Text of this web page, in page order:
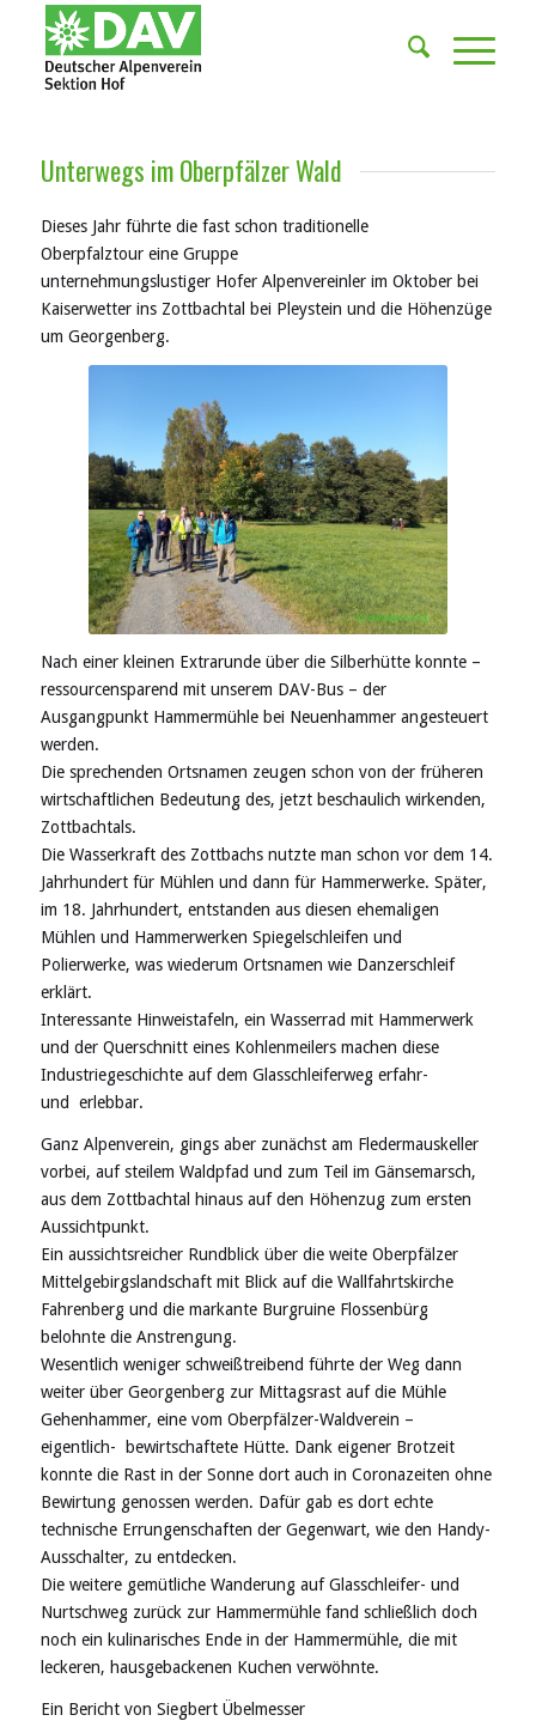
Unterwegs im Oberpfälzer Wald
Dieses Jahr führte die fast schon traditionelle
Oberpfalztoureine Gruppe
unternehmungslustiger Hofer Alpenvereinler im Oktober bei
Kaiserwetterins Zottbachtal bei Pleystein und die Höhenzüge
um Georgenberg.
Nach einer kleinen Extrarunde über die Silberhütte konnte –
ressourcensparend mit unserem DAV-Bus – der
Ausgangpunkt Hammermühle bei Neuenhammer angesteuert
werden.
Die sprechenden Ortsnamen zeugen schon von der früheren
wirtschaftlichen Bedeutung des, jetzt beschaulich wirkenden,
Zottbachtals.
Die Wasserkraft des Zottbachs nutzte man schon vor dem 14.
Jahrhundert für Mühlen und dann für Hammerwerke. Später,
im 18. Jahrhundert, entstanden aus diesen ehemaligen
Mühlen und Hammerwerken Spiegelschleifen und
Polierwerke, was wiederum Ortsnamen wie Danzerschleif
erklärt.
Interessante Hinweistafeln, ein Wasserrad mit Hammerwerk
und der Querschnitt eines Kohlenmeilers machen diese
Industriegeschichte auf dem Glasschleiferweg erfahr-
und erlebbar.
Ganz Alpenverein, gings aber zunächst am Fledermauskeller
vorbei, auf steilem Waldpfad und zum Teil im Gänsemarsch,
aus dem Zottbachtal hinaus auf den Höhenzug zum ersten
Aussichtpunkt.
Ein aussichtsreicher Rundblick über die weite Oberpfälzer
Mittelgebirgslandschaft mit Blick auf die Wallfahrtskirche
Fahrenberg und die markante Burgruine Flossenbürg
belohnte die Anstrengung.
Wesentlich weniger schweißtreibend führte der Weg dann
weiter über Georgenberg zur Mittagsrast auf die Mühle
Gehenhammer, eine vom Oberpfälzer-Waldverein –
eigentlich- bewirtschaftete Hütte. Dank eigener Brotzeit
konnte die Rast in der Sonne dort auch in Coronazeiten ohne
Bewirtung genossen werden. Dafür gab es dort echte
technische Errungenschaften der Gegenwart, wie den Handy-
Ausschalter, zu entdecken.
Die weitere gemütliche Wanderung auf Glasschleifer- und
Nurtschweg zurück zur Hammermühle fand schließlich doch
noch ein kulinarisches Ende in der Hammermühle, die mit
leckeren, hausgebackenen Kuchen verwöhnte.
Ein Bericht von Siegbert Übelmesser